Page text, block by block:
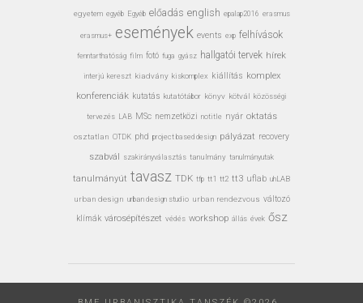
egyetem egyéb Egyéb előadás english epalap2016 erasmus
erasmus+ események events exp felhívások
fenntarthatóság film fotó fuga gyász hallgatói tervek hírek
interjú kereszt kiadvány kiskomplex kiállítás komplex
konferenciák kutatás kutatótábor könyv kötvál közösségi
tervezés LAB MSc nemzetközi notitle nyár oktatás
osztatlan OTDK phd project based design pályázat recovery
szabvál szakirányválasztás tanulmány tanulmányutak
tanulmányút tavasz TDK tfp tt1 tt2 tt3 uflab uhLAB
urban design urban design studio urban rendezvous változó
klímák városépítészet védés workshop állás évek ősz